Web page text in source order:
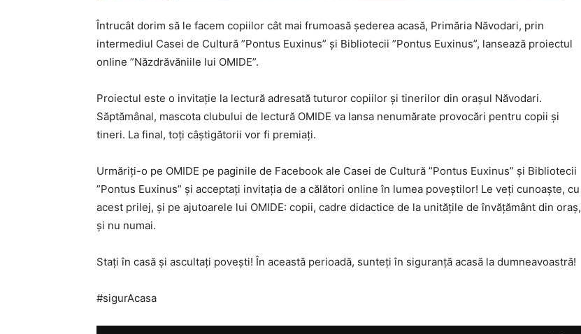
Întrucât dorim să le facem copiilor cât mai frumoasă șederea acasă, Primăria Năvodari, prin
intermediul Casei de Cultură ”Pontus Euxinus” și Bibliotecii ”Pontus Euxinus”, lansează proiectul
online ”Năzdrăvăniile lui OMIDE”.
Proiectul este o invitație la lectură adresată tuturor copiilor și tinerilor din orașul Năvodari.
Săptămânal, mascota clubului de lectură OMIDE va lansa nenumărate provocări pentru copii și
tineri. La final, toți câștigătorii vor fi premiați.
Urmăriți-o pe OMIDE pe paginile de Facebook ale Casei de Cultură ”Pontus Euxinus” și Bibliotecii
”Pontus Euxinus” și acceptați invitația de a călători online în lumea poveștilor! Le veți cunoaște, cu
acest prilej, și pe ajutoarele lui OMIDE: copii, cadre didactice de la unitățile de învățământ din oraș,
și nu numai.
Stați în casă și ascultați povești! În această perioadă, sunteți în siguranță acasă la dumneavoastră!
#sigurAcasa